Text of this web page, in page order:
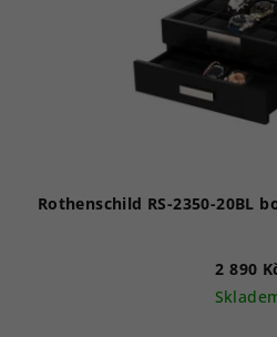
Rothenschild RS-2350-20BL
2 890